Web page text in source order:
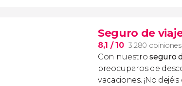
Seguro de
8,1 / 10 3.280 opiniones
Con nuestroseguro
preocuparos de
vacaciones. ¡No